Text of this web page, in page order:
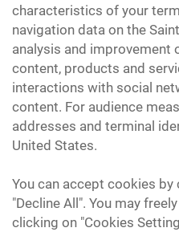
characteristics of your
navigation data on the
analysis and improvement
content, products and
interactions with social
content. For audience
addresses and terminal
United States.
You can accept cookies
"Decline All". You may
clicking on "Cookies